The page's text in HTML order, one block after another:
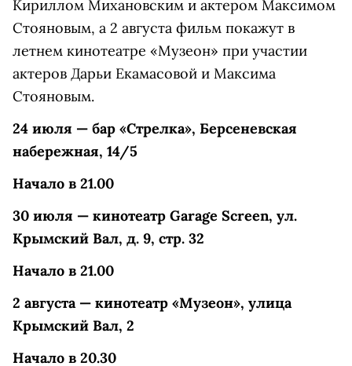
Кириллом Михановским и актером Максимом
Стояновым, а 2 августа фильм покажут в
летнем кинотеатре «Музеон» при участии
актеров Дарьи Екамасовой и Максима
Стояновым.
24 июля — бар «Стрелка», Берсеневская
набережная, 14/5
Начало в 21.00
30 июля — кинотеатр Garage Screen, ул.
Крымский Вал, д. 9, стр. 32
Начало в 21.00
2 августа — кинотеатр «Музеон», улица
Крымский Вал, 2
Начало в 20.30